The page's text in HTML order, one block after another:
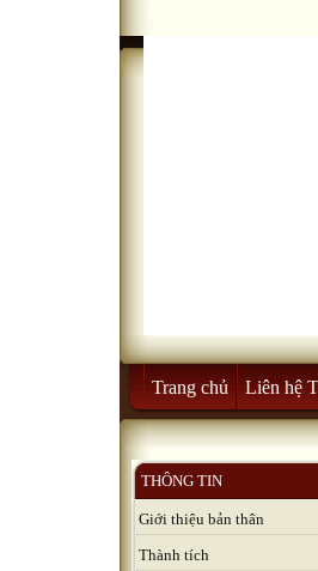
Trang chủ Liên hệ
THÔNG TIN
Giới thiệu bản thân
Thành tích